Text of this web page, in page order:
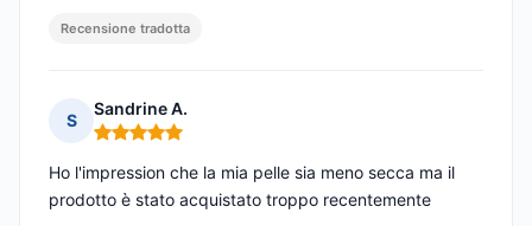
Recensione tradotta
S
Sandrine A.
Nota: 5 su 5
Ho l'impression che la mia pelle sia meno secca ma il
prodotto è stato acquistato troppo recentemente